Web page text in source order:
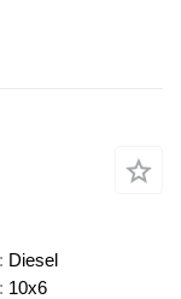
Diesel
10x6